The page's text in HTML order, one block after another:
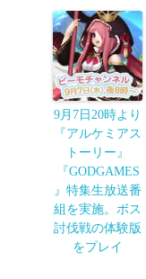
9月7日20時より
『アルケミアス
トーリー』
『GODGAMES
』特集生放送番
組を実施。ボス
討伐戦の体験版
をプレイ